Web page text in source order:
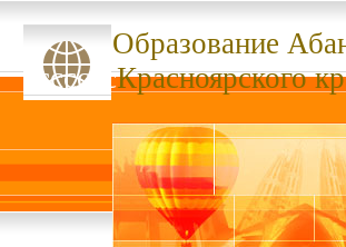
Образование
сссссссКрасноярского